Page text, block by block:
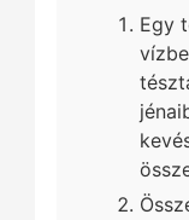
Egy